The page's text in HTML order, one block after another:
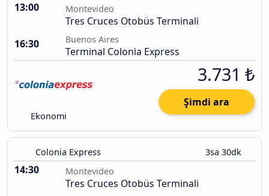
13:00 Montevideo
Tres Cruces Otobüs Terminali
16:30
Buenos Aires
Terminal Colonia Express
Ekonomi
3.731 ₺
Şimdi ara
Colonia Express 3sa 30dk
14:30 Montevideo
Tres Cruces Otobüs Terminali